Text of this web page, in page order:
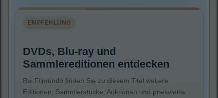
EMPFEHLUNG
DVDs, Blu-ray und
Sammlereditionen entdecken
Bei Filmundo finden Sie zu diesem Titel weitere
Editionen, Sammlerstücke, Auktionen und preiswerte